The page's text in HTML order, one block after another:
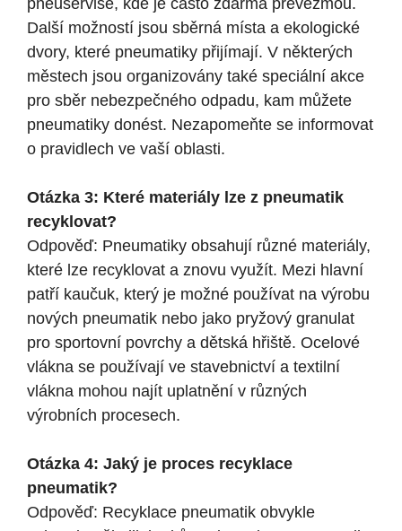
pneuservise, kde je často zdarma převezmou.
Další možností jsou sběrná místa a ekologické
dvory, které pneumatiky přijímají. V některých
městech jsou organizovány také speciální akce
pro sběr nebezpečného odpadu, kam můžete
pneumatiky donést. Nezapomeňte se informovat
o pravidlech ve vaší oblasti.
Otázka 3: Které materiály lze z pneumatik
recyklovat?
Odpověď: Pneumatiky obsahují různé materiály,
které lze recyklovat a znovu využít. Mezi hlavní
patří kaučuk, který je možné používat na výrobu
nových pneumatik nebo jako pryžový granulat
pro sportovní povrchy a dětská hřiště. Ocelové
vlákna se používají ve stavebnictví a textilní
vlákna mohou najít uplatnění v různých
výrobních procesech.
Otázka 4: Jaký je proces recyklace
pneumatik?
Odpověď: Recyklace pneumatik obvykle